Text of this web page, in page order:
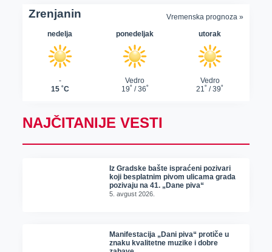
NAJČITANIJE VESTI
Iz Gradske bašte ispraćeni pozivari
koji besplatnim pivom ulicama grada
pozivaju na 41. „Dane piva“
5. avgust 2026.
Manifestacija „Dani piva“ protiče u
znaku kvalitetne muzike i dobre